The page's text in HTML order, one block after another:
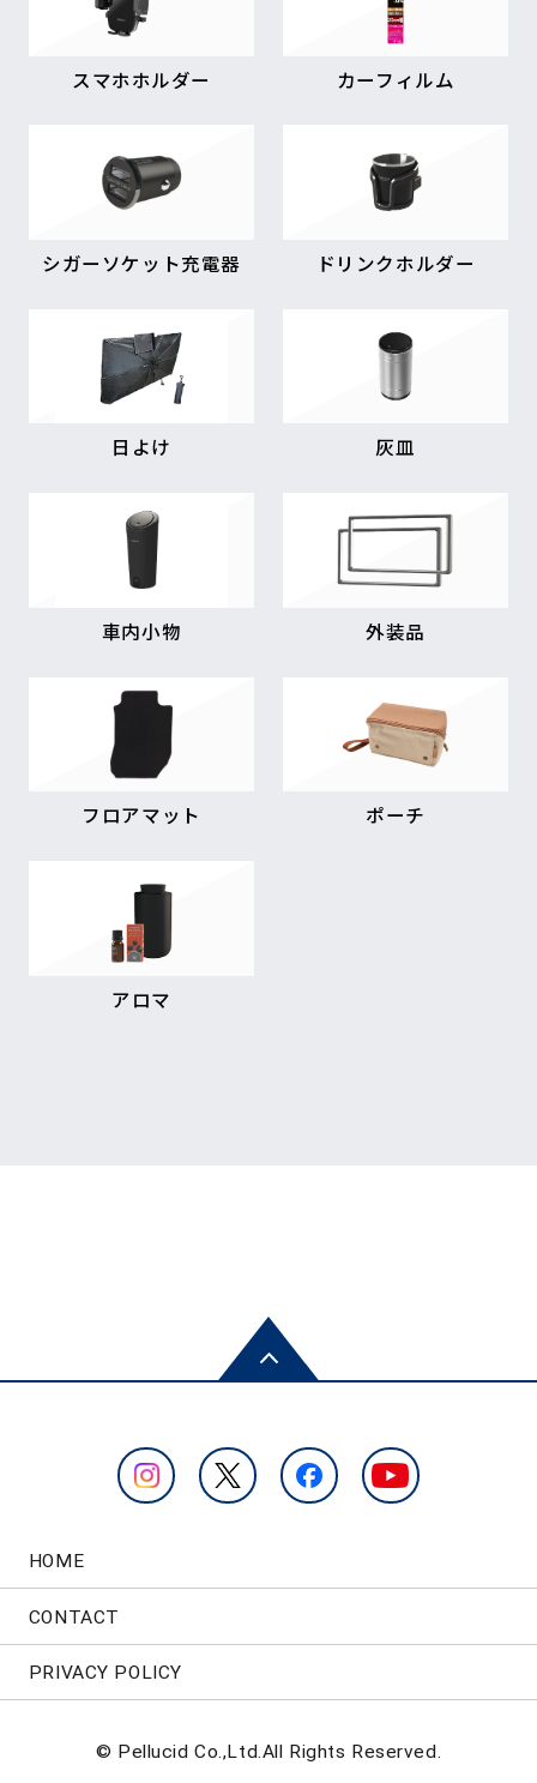
スマホホルダー カーフィルム
シガーソケット充電器 ドリンクホルダー
日よけ 灰皿
車内小物 外装品
フロアマット ポーチ
アロマ
HOME
CONTACT
PRIVACY POLICY
© Pellucid Co.,Ltd.All Rights Reserved.